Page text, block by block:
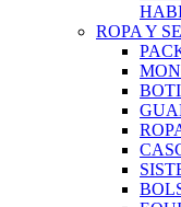
ROPA Y